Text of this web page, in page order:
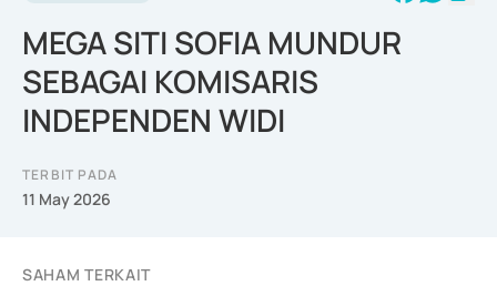
MEGA SITI SOFIA MUNDUR
SEBAGAI KOMISARIS
INDEPENDEN WIDI
TERBIT PADA
11 May 2026
SAHAM TERKAIT